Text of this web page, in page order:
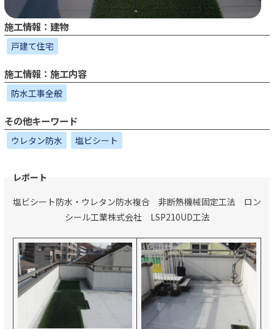
施工情報：建物
戸建て住宅
施工情報：施工内容
防水工事全般
その他キーワード
ウレタン防水 塩ビシート
塩ビシート防水・ウレタン防水複合 非断熱機械固定工法 ロン
シール工業株式会社 LSP210UD工法